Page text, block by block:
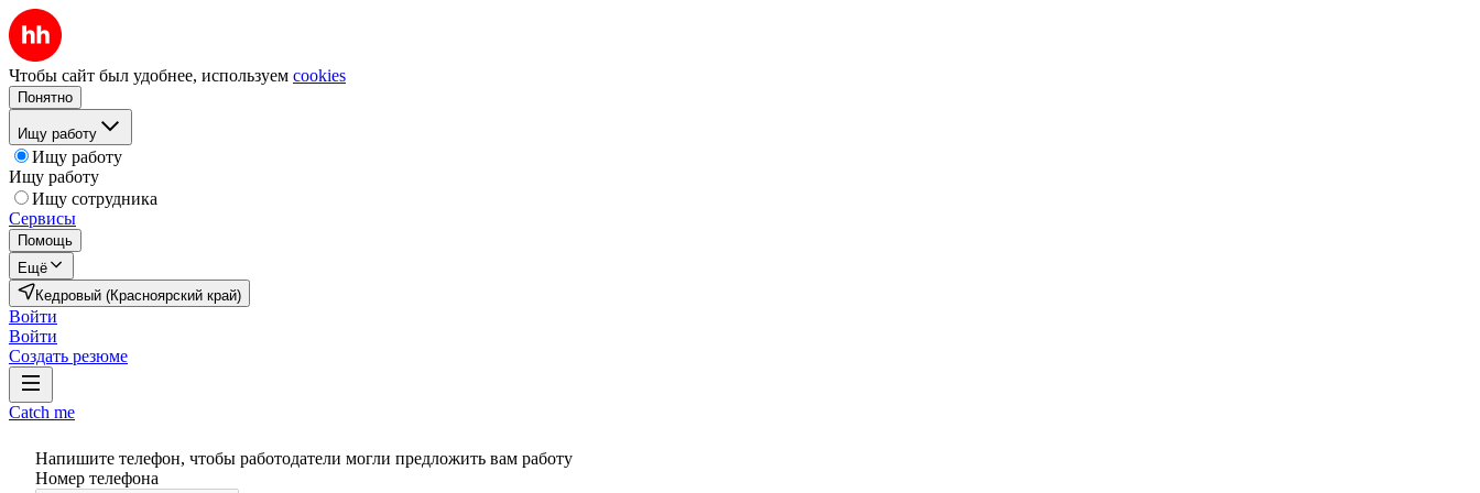
Чтобы сайт был удобнее, используем cookies
Понятно
Ищу работу
Ищу работу
Ищу работу
Ищу сотрудника
Сервисы
Помощь
Ещё
Кедровый (Красноярский край)
Войти
Войти
Создать резюме
Catch me
Напишите телефон, чтобы работодатели могли предложить вам работу
Номер телефона